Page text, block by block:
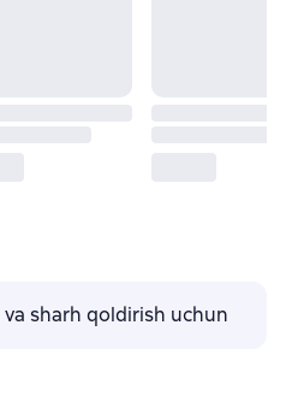
sharh qoldirish uchun